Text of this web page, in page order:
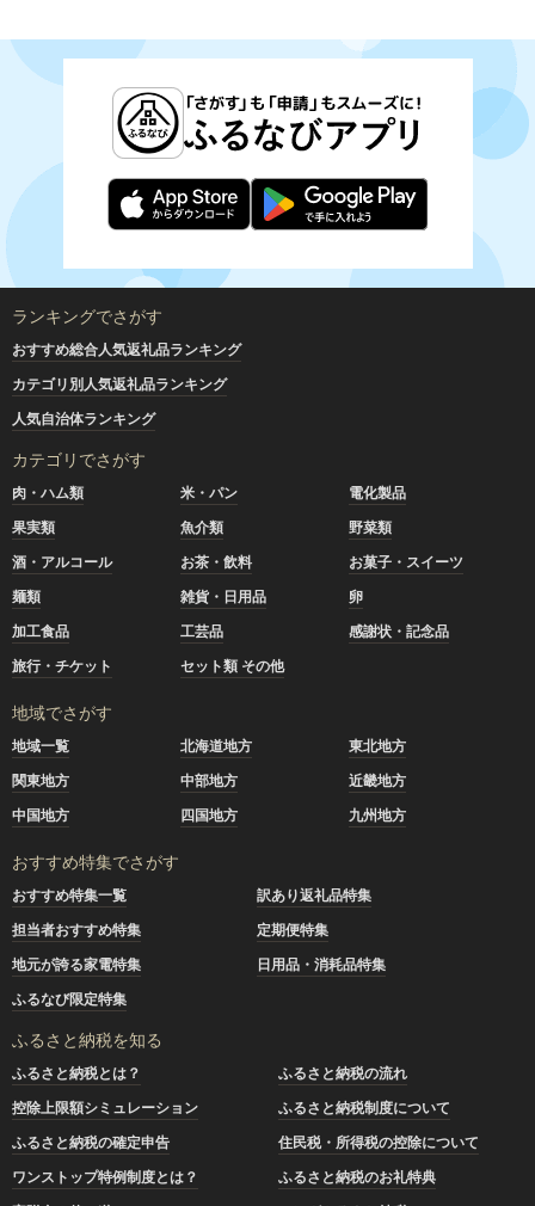
ランキングでさがす
おすすめ総合人気返礼品ランキング
カテゴリ別人気返礼品ランキング
人気自治体ランキング
カテゴリでさがす
肉・ハム類 米・パン
電化製品
果実類
魚介類
野菜類
酒・アルコール
お茶・飲料
お菓子・スイーツ
麺類
雑貨・日用品
卵
加工食品
工芸品
感謝状・記念品
旅行・チケット
セット類 その他
地域でさがす
地域一覧 北海道地方
東北地方
関東地方
中部地方
近畿地方
中国地方
四国地方 九州地方
おすすめ特集でさがす
おすすめ特集一覧
訳あり返礼品特集
担当者おすすめ特集
定期便特集
地元が誇る家電特集
日用品・消耗品特集
ふるなび限定特集
ふるさと納税を知る
ふるさと納税とは？
ふるさと納税の流れ
控除上限額シミュレーション
ふるさと納税制度について
ふるさと納税の確定申告
住民税・所得税の控除について
ワンストップ特例制度とは？
ふるさと納税のお礼特典